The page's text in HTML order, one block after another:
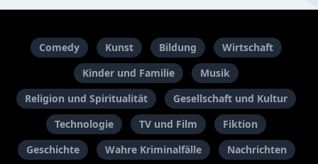
Comedy Kunst Bildung
Wirtschaft
Kinder und Familie
Musik
Religion und Spiritualität
Gesellschaft und Kultur
Technologie
TV und Film
Fiktion
Geschichte
Wahre Kriminalfälle
Nachrichten